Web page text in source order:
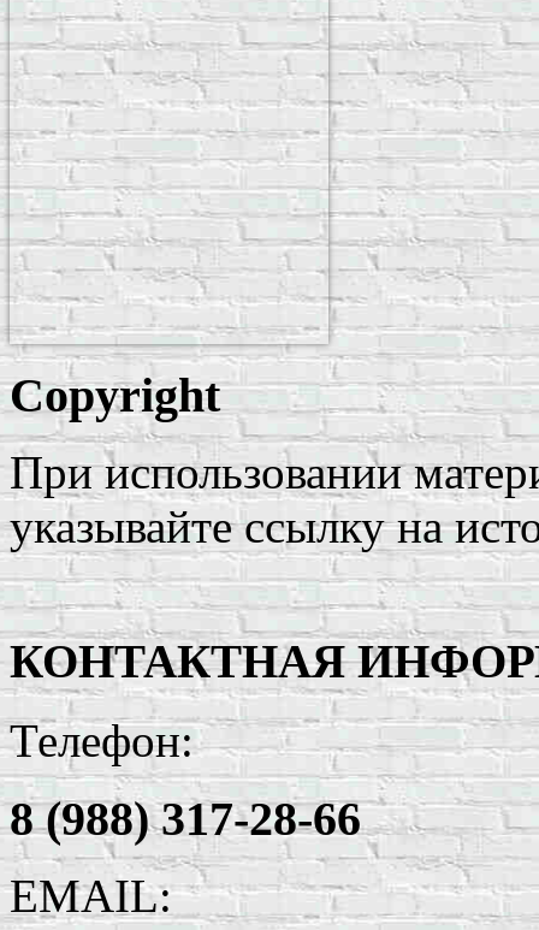
Copyright
При использовании
указывайте ссылку на
КОНТАКТНАЯ
Телефон:
8 (988) 317-28-66
EMAIL: